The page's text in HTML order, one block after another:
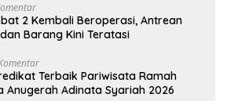
2 Kembali Beroperasi, Antrean
Barang Kini Teratasi
Terbaik Pariwisata Ramah
Anugerah Adinata Syariah 2026